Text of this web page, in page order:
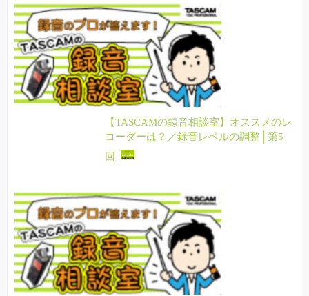
【TASCAMの録音相談室】オススメのレ
コーダーは？／録音レベルの調整│第5
回_